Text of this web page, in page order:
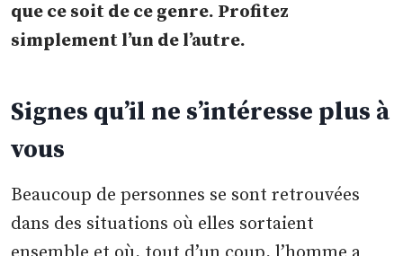
que ce soit de ce genre. Profitez
simplement l’un de l’autre.
Signes qu’il ne s’intéresse plus à
vous
Beaucoup de personnes se sont retrouvées
dans des situations où elles sortaient